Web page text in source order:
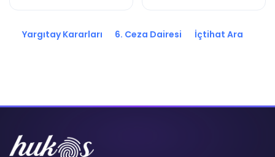
Yargıtay Kararları 6. Ceza Dairesi İçtihat Ara